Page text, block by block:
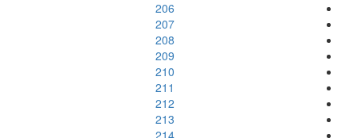
206
207
208
209
210
211
212
213